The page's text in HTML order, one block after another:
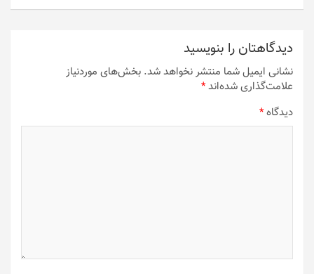
دیدگاهتان را بنویسید
نشانی ایمیل شما منتشر نخواهد شد. بخش‌های موردنیاز
علامت‌گذاری شده‌اند*
دیدگاه*